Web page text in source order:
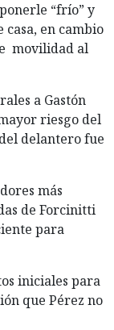
“frío” y
en cambio
movilidad al
a Gastón
riesgo del
delantero fue
más
de Forcinitti
para
iniciales para
que Pérez no